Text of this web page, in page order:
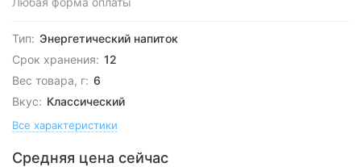
Тип: Энергетический напиток
Срок хранения: 12
Вес товара, г: 6
Вкус: Классический
Все характеристики
Средняя цена сейчас